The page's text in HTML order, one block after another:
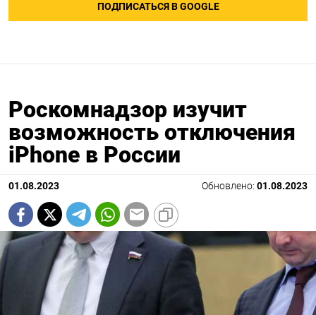
ПОДПИСАТЬСЯ В GOOGLE
Роскомнадзор изучит
возможность отключения
iPhone в России
01.08.2023 Обновлено: 01.08.2023